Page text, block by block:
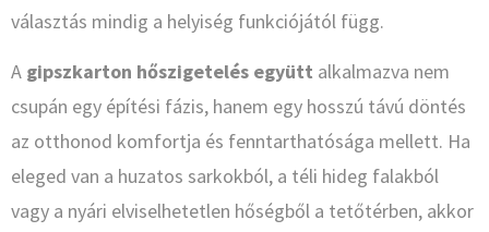
választás mindig a helyiség funkciójától függ.
A gipszkarton hőszigetelés együtt alkalmazva nem
csupán egy építési fázis, hanem egy hosszú távú döntés
az otthonod komfortja és fenntarthatósága mellett. Ha
eleged van a huzatos sarkokból, a téli hideg falakból
vagy a nyári elviselhetetlen hőségből a tetőtérben, akkor